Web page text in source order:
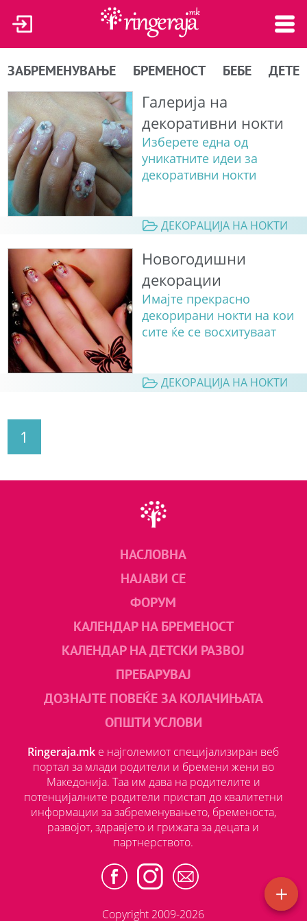
ЗАБРЕМЕНУВАЊЕ БРЕМЕНОСТ БЕБЕ ДЕТЕ
Галерија на
декоративни нокти
Изберете една од
уникатните идеи за
декоративни нокти
ДЕКОРАЦИЈА НА НОКТИ
Новогодишни
декорации
Имајте прекрасно
декорирани нокти на кои
сите ќе се восхитуваат
ДЕКОРАЦИЈА НА НОКТИ
1
НАСЛОВНА
НАЈАВИ СЕ
ФОРУМ
КАЛЕНДАР НА БРЕМЕНОСТ
КАЛЕНДАР НА ДЕТСКИ РАЗВОЈ
ПРЕБАРУВАЈ
ДОЗНАЈТЕ ПОВЕЌЕ ЗА КОЛАЧИЊАТА
ОПШТИ УСЛОВИ
Ringeraja.mk е најголемиот специјализиран веб
портал за млади родители и бремени жени во
Македонија. Таа им дава на родителите и
потенцијалните родители пристап до квалитетни
информации за забременувањето, бременоста,
развојот, здравјето и грижата за децата и
партнерството.
Copyright 2009-2026